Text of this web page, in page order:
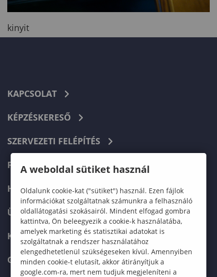
kinyit
KAPCSOLAT
KÉPZÉSKERESŐ
SZERVEZETI FELÉPÍTÉS
FELVÉTELIZŐKNEK
HALLGATÓKNAK
ÜZLETI PARTNEREKNEK
KARRIER
GREEN UNIVERSITY
A weboldal sütiket használ
Oldalunk cookie-kat ("sütiket") használ. Ezen fájlok
információkat szolgáltatnak számunkra a felhasználó
oldallátogatási szokásairól. Mindent elfogad gombra
kattintva, Ön beleegyezik a cookie-k használatába,
amelyek marketing és statisztikai adatokat is
szolgáltatnak a rendszer használatához
elengedhetetlenül szükségeseken kívül. Amennyiben
minden cookie-t elutasít, akkor átirányítjuk a
google.com-ra, mert nem tudjuk megjeleníteni a